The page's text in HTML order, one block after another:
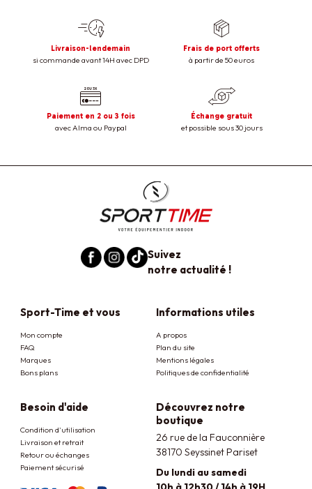
Livraison-lendemain
si commande avant 14H avec DPD
Frais de port offerts
à partir de 50 euros
Paiement en 2 ou 3 fois
avec Alma ou Paypal
Échange gratuit
et possible sous 30 jours
Suivez
notre actualité !
Sport-Time et vous
Mon compte
FAQ
Marques
Bons plans
Informations utiles
A propos
Plan du site
Mentions légales
Politiques de confidentialité
Besoin d'aide
Condition d'utilisation
Livraison et retrait
Retour ou échanges
Paiement sécurisé
Découvrez notre
boutique
26 rue de la Fauconnière
38170 Seyssinet Pariset
Du lundi au samedi